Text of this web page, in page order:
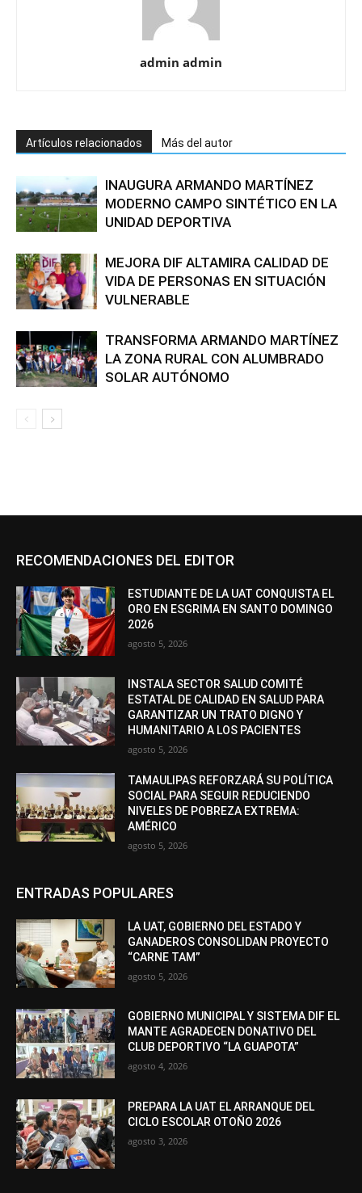
admin admin
Artículos relacionados Más del autor
INAUGURA ARMANDO MARTÍNEZ
MODERNO CAMPO SINTÉTICO EN LA
UNIDAD DEPORTIVA
MEJORA DIF ALTAMIRA CALIDAD DE
VIDA DE PERSONAS EN SITUACIÓN
VULNERABLE
TRANSFORMA ARMANDO MARTÍNEZ
LA ZONA RURAL CON ALUMBRADO
SOLAR AUTÓNOMO
RECOMENDACIONES DEL EDITOR
ESTUDIANTE DE LA UAT CONQUISTA EL
ORO EN ESGRIMA EN SANTO DOMINGO
2026
agosto 5, 2026
INSTALA SECTOR SALUD COMITÉ
ESTATAL DE CALIDAD EN SALUD PARA
GARANTIZAR UN TRATO DIGNO Y
HUMANITARIO A LOS PACIENTES
agosto 5, 2026
TAMAULIPAS REFORZARÁ SU POLÍTICA
SOCIAL PARA SEGUIR REDUCIENDO
NIVELES DE POBREZA EXTREMA:
AMÉRICO
agosto 5, 2026
ENTRADAS POPULARES
LA UAT, GOBIERNO DEL ESTADO Y
GANADEROS CONSOLIDAN PROYECTO
“CARNE TAM”
agosto 5, 2026
GOBIERNO MUNICIPAL Y SISTEMA DIF EL
MANTE AGRADECEN DONATIVO DEL
CLUB DEPORTIVO “LA GUAPOTA”
agosto 4, 2026
PREPARA LA UAT EL ARRANQUE DEL
CICLO ESCOLAR OTOÑO 2026
agosto 3, 2026